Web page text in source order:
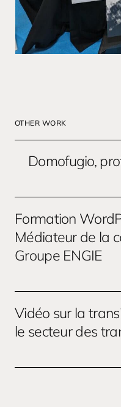
OTHER WORK
prototype
Domofugio,
WordPress
pour
l’équipe
du
de
la
consommation
pour
Groupe
Formation
Médiateur de la
Groupe ENGIE
sur
la
dans
Vidéo sur la
le secteur des